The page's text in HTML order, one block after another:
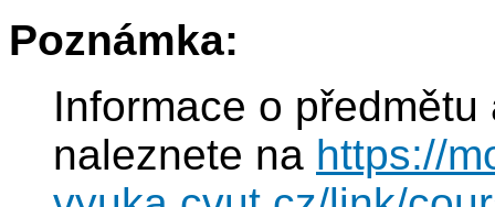
Poznámka:
Informace o
naleznete na https://